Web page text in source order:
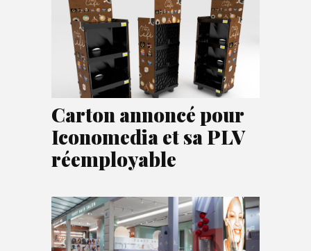
Carton annoncé pour
Iconomedia et sa PLV
réemployable